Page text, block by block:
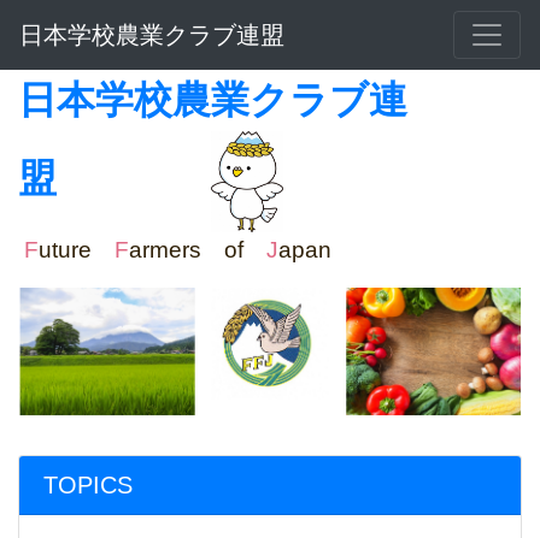
日本学校農業クラブ連盟
日本学校農業クラブ連
盟
Future Farmers of Japan
TOPICS